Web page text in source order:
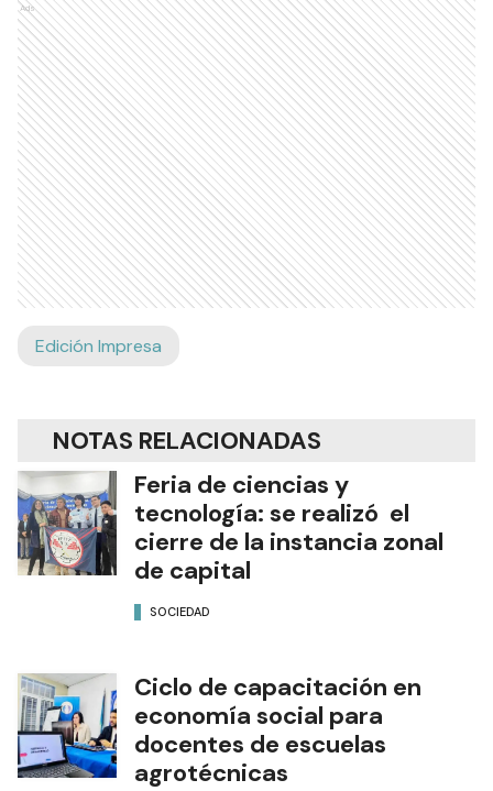
Ads
Edición Impresa
NOTAS RELACIONADAS
Feria de ciencias y
tecnología: se realizó el
cierre de la instancia zonal
de capital
SOCIEDAD
Ciclo de capacitación en
economía social para
docentes de escuelas
agrotécnicas